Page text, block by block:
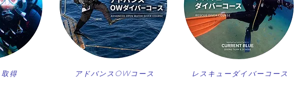
得 アドバンスOWコース レスキューダイバーコース